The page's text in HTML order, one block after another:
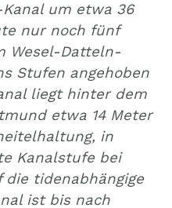
um etwa 36
nur noch fünf
Wesel-Datteln-
Stufen angehoben
liegt hinter dem
etwa 14 Meter
in
Kanalstufe bei
tidenabhängige
ist bis nach